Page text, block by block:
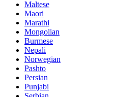
Maltese
Maori
Marathi
Mongolian
Burmese
Nepali
Norwegian
Pashto
Persian
Punjabi